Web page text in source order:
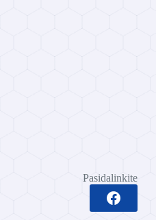
Pasidalinkite